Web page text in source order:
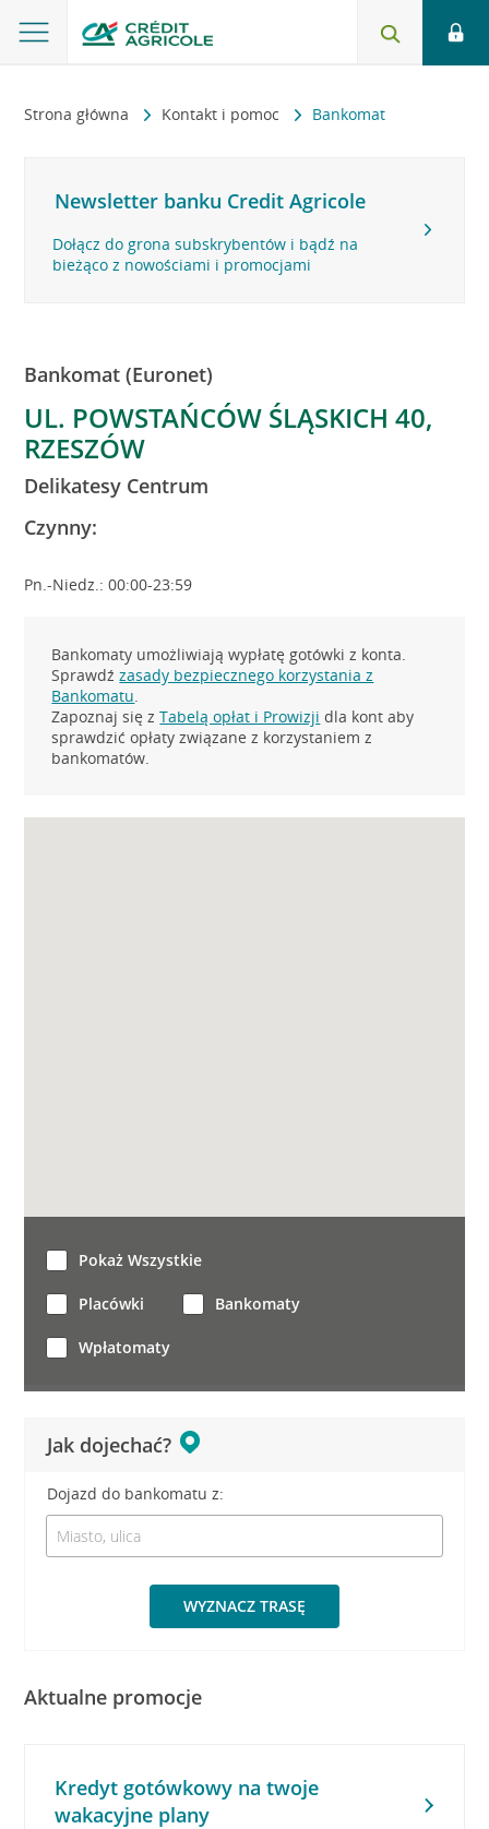
Strona główna Kontakt i pomoc Bankomat
Newsletter banku Credit Agricole
Dołącz do grona subskrybentów i bądź na
bieżąco z nowościami i promocjami
Bankomat (Euronet)
UL. POWSTAŃCÓW ŚLĄSKICH 40,
RZESZÓW
Delikatesy Centrum
Czynny:
Pn.-Niedz.: 00:00-23:59
Bankomaty umożliwiają wypłatę gotówki z konta.
Sprawdźzasady bezpiecznego korzystania z
Bankomatu.
Zapoznaj się zTabelą opłat i Prowizji dla kont aby
sprawdzić opłaty związane z korzystaniem z
bankomatów.
Jak dojechać?
Dojazd do bankomatu z:
WYZNACZ TRASĘ
Pokaż Wszystkie
Placówki Bankomaty
Wpłatomaty
Aktualne promocje
Kredyt gotówkowy na twoje
wakacyjne plany